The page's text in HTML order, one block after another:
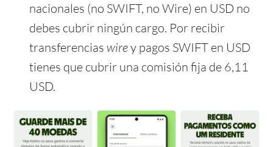
nacionales (no SWIFT, no Wire) en USD no
debes cubrir ningún cargo. Por recibir
transferencias wirey pagos SWIFT en USD
tienes que cubrir una comisión fija de 6,11
USD.